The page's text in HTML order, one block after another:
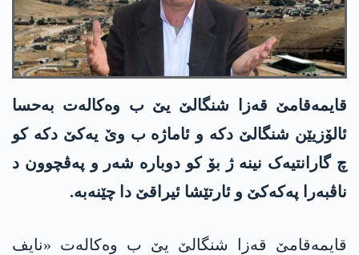
قایمەقامێ قەزا شنگالێ یێ ب وەکالەت بەحسا
ئالۆزیێن شنگالێ دکە و ئاماژە ب وێ یەکێ دکە کو
چ گارانتیەک نینە ژ بۆ کو دوبارە شەر و پەڤچوون د
ناڤبەرا پەکەکێ و ئارتێشا ئیراقێ دا چێنەبە.
قایمەقامێ قەزا شنگالێ یێ ب وەکالەت «نایف